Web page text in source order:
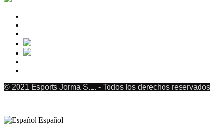
© 2021 Esports Jorma S.L. - Todos los derechos reservados
Español